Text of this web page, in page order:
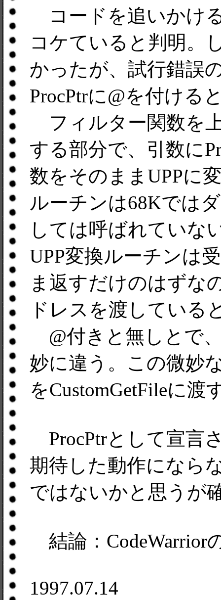
コードを追いかけ
コケていると判明。
かったが、試行錯誤
ProcPtrに@を付ける
フィルター関数を
する部分で、引数に
数をそのままUPPに
ルーチンは68Kでは
しては呼ばれていな
UPP変換ルーチンは
ま返すだけのはずな
ドレスを渡している
@付きと無しとで
妙に違う。この微妙
をCustomGetFileに
ProcPtrとして宣言
期待した動作になら
ではないかと思うが
結論：CodeWarrior
1997.07.14